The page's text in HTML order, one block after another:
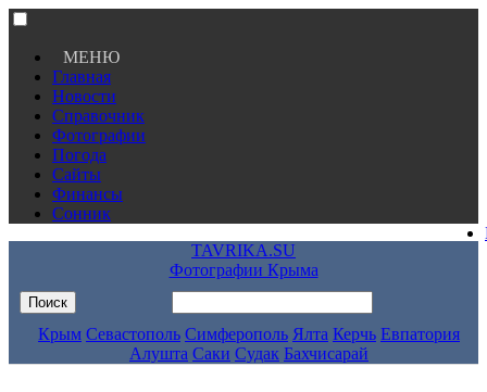
МЕНЮ
Главная
Новости
Справочник
Фотографии
Погода
Сайты
Финансы
Сонник
TAVRIKA.SU
Фотографии Крыма
Крым Севастополь Симферополь Ялта Керчь Евпатория
Алушта Саки Судак Бахчисарай